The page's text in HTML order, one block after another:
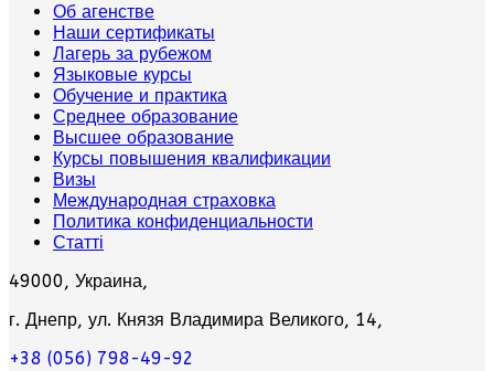
Об агенстве
Наши сертификаты
Лагерь за рубежом
Языковые курсы
Обучение и практика
Среднее образование
Высшее образование
Курсы повышения квалификации
Визы
Международная страховка
Политика конфиденциальности
Статті
49000, Украина,
г. Днепр, ул. Князя Владимира Великого, 14,
+38 (056) 798-49-92